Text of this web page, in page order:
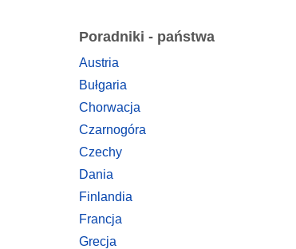
Poradniki - państwa
Austria
Bułgaria
Chorwacja
Czarnogóra
Czechy
Dania
Finlandia
Francja
Grecja